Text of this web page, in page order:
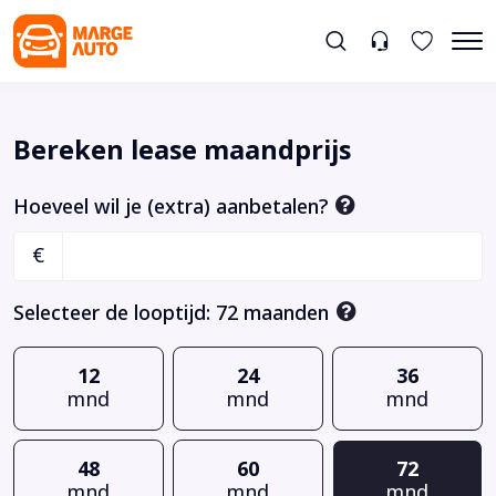
Bereken lease maandprijs
Hoeveel wil je (extra) aanbetalen?
€
Selecteer de looptijd: 72 maanden
12
mnd
24
mnd
36
mnd
48
60
72